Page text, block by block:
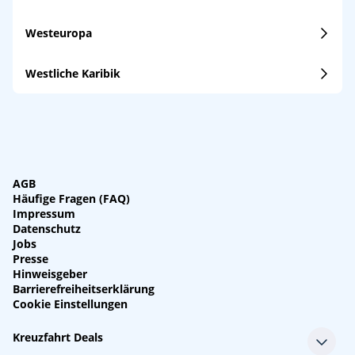
Westeuropa
Westliche Karibik
AGB
Häufige Fragen (FAQ)
Impressum
Datenschutz
Jobs
Presse
Hinweisgeber
Barrierefreiheitserklärung
Cookie Einstellungen
Kreuzfahrt Deals